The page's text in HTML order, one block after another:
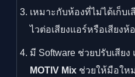
เหมาะกับห้องที่ไม่ได้เก็บเ
ไวต่อเสียงแอร์หรือเสียงห้
มี Software ช่วยปรับเสียง
MOTIV Mix ช่วยให้มือให